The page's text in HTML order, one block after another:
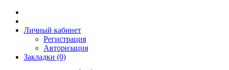
Личный кабинет
Регистрация
Авторизация
Закладки (0)